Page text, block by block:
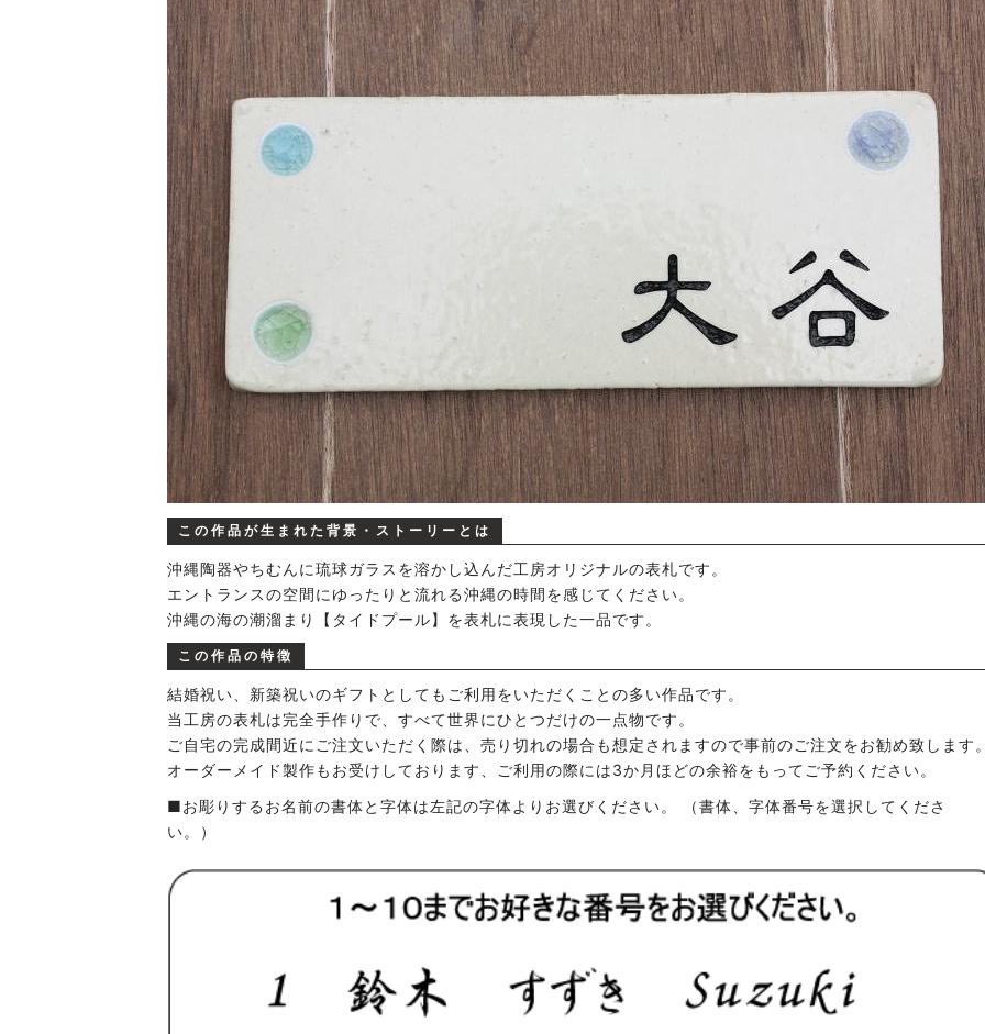
この作品が生まれた背景・ストーリーとは
沖縄陶器やちむんに琉球ガラスを溶かし込んだ工房オリジナルの表札です。
エントランスの空間にゆったりと流れる沖縄の時間を感じてください。
沖縄の海の潮溜まり【タイドプール】を表札に表現した一品です。
この作品の特徴
結婚祝い、新築祝いのギフトとしてもご利用をいただくことの多い作品です。
当工房の表札は完全手作りで、すべて世界にひとつだけの一点物です。
ご自宅の完成間近にご注文いただく際は、売り切れの場合も想定されますので事前のご注文をお勧め致します
オーダーメイド製作もお受けしております、ご利用の際には3か月ほどの余裕をもってご予約ください。
■お彫りするお名前の書体と字体は左記の字体よりお選びください。 （書体、字体番号を選択してくださ
い。）